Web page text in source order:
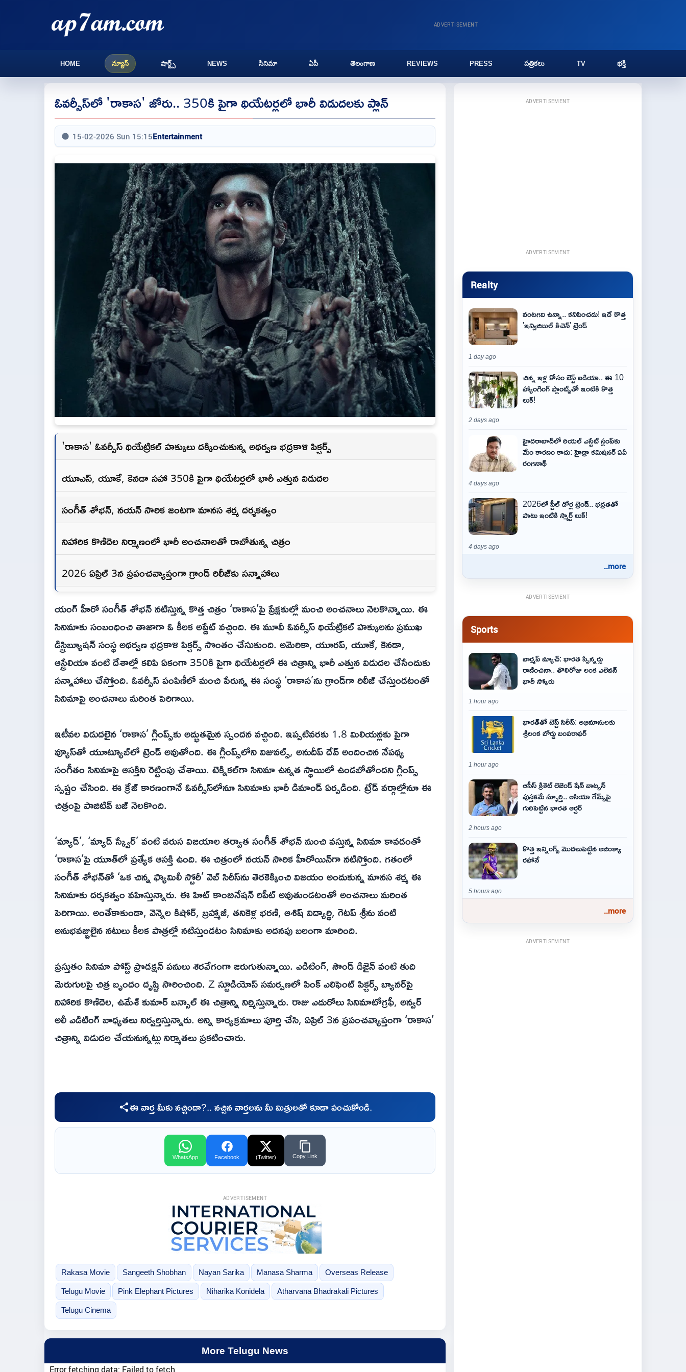
ADVERTISEMENT
HOME న్యూస్ షార్ట్స్ NEWS సినిమా ఏపీ తెలంగాణ REVIEWS PRESS పత్రికలు TV భక్తి
ఓవర్సీస్‌లో 'రాకాస' జోరు.. 350కి పైగా థియేటర్లలో భారీ విడుదలకు ప్లాన్
15-02-2026 Sun 15:15Entertainment
'రాకాస' ఓవర్సీస్ థియేట్రికల్ హక్కులు దక్కించుకున్న అథర్వణ భద్రకాళి పిక్చర్స్
యూఎస్, యూకే, కెనడా సహా 350కి పైగా థియేటర్లలో భారీ ఎత్తున విడుదల
సంగీత్ శోభన్, నయన్ సారిక జంటగా మానస శర్మ దర్శకత్వం
నిహారిక కొణిదెల నిర్మాణంలో భారీ అంచనాలతో రాబోతున్న చిత్రం
2026 ఏప్రిల్ 3న ప్రపంచవ్యాప్తంగా గ్రాండ్ రిలీజ్‌కు సన్నాహాలు
యంగ్ హీరో సంగీత్ శోభన్ నటిస్తున్న కొత్త చిత్రం ‘రాకాస’పై ప్రేక్షకుల్లో మంచి అంచనాలు నెలకొన్నాయి. ఈ
సినిమాకు సంబంధించి తాజాగా ఓ కీలక అప్డేట్ వచ్చింది. ఈ మూవీ ఓవర్సీస్ థియేట్రికల్ హక్కులను ప్రముఖ
డిస్ట్రిబ్యూషన్ సంస్థ అథర్వణ భద్రకాళి పిక్చర్స్ సొంతం చేసుకుంది. అమెరికా, యూరప్, యూకే, కెనడా,
ఆస్ట్రేలియా వంటి దేశాల్లో కలిపి ఏకంగా 350కి పైగా థియేటర్లలో ఈ చిత్రాన్ని భారీ ఎత్తున విడుదల చేసేందుకు
సన్నాహాలు చేస్తోంది. ఓవర్సీస్ పంపిణీలో మంచి పేరున్న ఈ సంస్థ ‘రాకాస’ను గ్రాండ్‌గా రిలీజ్ చేస్తుండటంతో
సినిమాపై అంచనాలు మరింత పెరిగాయి.
ఇటీవల విడుదలైన ‘రాకాస’ గ్లింప్స్‌కు అద్భుతమైన స్పందన వచ్చింది. ఇప్పటివరకు 1.8 మిలియన్లకు పైగా
వ్యూస్‌తో యూట్యూబ్‌లో ట్రెండ్ అవుతోంది. ఈ గ్లింప్స్‌లోని విజువల్స్, అనుదీప్ దేవ్ అందించిన నేపథ్య
సంగీతం సినిమాపై ఆసక్తిని రెట్టింపు చేశాయి. టెక్నికల్‌గా సినిమా ఉన్నత స్థాయిలో ఉండబోతోందని గ్లింప్స్
స్పష్టం చేసింది. ఈ క్రేజ్ కారణంగానే ఓవర్సీస్‌లోనూ సినిమాకు భారీ డిమాండ్ ఏర్పడింది. ట్రేడ్ వర్గాల్లోనూ ఈ
చిత్రంపై పాజిటివ్ బజ్ నెలకొంది.
‘మ్యాడ్’, ‘మ్యాడ్ స్క్వేర్’ వంటి వరుస విజయాల తర్వాత సంగీత్ శోభన్ నుంచి వస్తున్న సినిమా కావడంతో
‘రాకాస’పై యూత్‌లో ప్రత్యేక ఆసక్తి ఉంది. ఈ చిత్రంలో నయన్ సారిక హీరోయిన్‌గా నటిస్తోంది. గతంలో
సంగీత్ శోభన్‌తో ‘ఒక చిన్న ఫ్యామిలీ స్టోరీ’ వెబ్ సిరీస్‌ను తెరకెక్కించి విజయం అందుకున్న మానస శర్మ ఈ
సినిమాకు దర్శకత్వం వహిస్తున్నారు. ఈ హిట్ కాంబినేషన్ రిపీట్ అవుతుండటంతో అంచనాలు మరింత
పెరిగాయి. అంతేకాకుండా, వెన్నెల కిషోర్, బ్రహ్మాజీ, తనికెళ్ల భరణి, ఆశిష్ విద్యార్థి, గెటప్ శ్రీను వంటి
అనుభవజ్ఞులైన నటులు కీలక పాత్రల్లో నటిస్తుండటం సినిమాకు అదనపు బలంగా మారింది.
ప్రస్తుతం సినిమా పోస్ట్ ప్రొడక్షన్ పనులు శరవేగంగా జరుగుతున్నాయి. ఎడిటింగ్, సౌండ్ డిజైన్ వంటి తుది
మెరుగులపై చిత్ర బృందం దృష్టి సారించింది. Z స్టూడియోస్ సమర్పణలో పింక్ ఎలిఫెంట్ పిక్చర్స్ బ్యానర్‌పై
నిహారిక కొణిదెల, ఉమేశ్ కుమార్ బన్సాల్ ఈ చిత్రాన్ని నిర్మిస్తున్నారు. రాజు ఎదురోలు సినిమాటోగ్రఫీ, అన్వర్
అలీ ఎడిటింగ్ బాధ్యతలు నిర్వర్తిస్తున్నారు. అన్ని కార్యక్రమాలు పూర్తి చేసి, ఏప్రిల్ 3న ప్రపంచవ్యాప్తంగా ‘రాకాస’
చిత్రాన్ని విడుదల చేయనున్నట్లు నిర్మాతలు ప్రకటించారు.
ఈ వార్త మీకు నచ్చిందా?.. నచ్చిన వార్తలను మీ మిత్రులతో కూడా పంచుకోండి.
WhatsApp Facebook (Twitter) Copy Link
ADVERTISEMENT
Rakasa Movie Sangeeth Shobhan Nayan Sarika Manasa Sharma Overseas Release
Telugu Movie Pink Elephant Pictures Niharika Konidela Atharvana Bhadrakali Pictures
Telugu Cinema
More Telugu News
Error fetching data: Failed to fetch
ADVERTISEMENT
ADVERTISEMENT
Realty
వంటగది ఉన్నా.. కనిపించదు! ఇదే కొత్త
'ఇన్విజిబుల్ కిచెన్' ట్రెండ్
1 day ago
చిన్న ఇళ్ల కోసం బెస్ట్ ఐడియా.. ఈ 10
హ్యాంగింగ్ ప్లాంట్స్‌తో ఇంటికి కొత్త
లుక్!
2 days ago
హైదరాబాద్‌లో రియల్ ఎస్టేట్ స్లంప్‌కు
మేం కారణం కాదు: హైడ్రా కమిషనర్ ఏవీ
రంగనాథ్
4 days ago
2026లో స్టీల్ డోర్ల ట్రెండ్.. భద్రతతో
పాటు ఇంటికి స్మార్ట్ లుక్!
4 days ago
..more
ADVERTISEMENT
Sports
వార్మప్ మ్యాచ్: భారత స్పిన్నర్లు
రాణించినా.. తొలిరోజు లంక ఎలెవన్
భారీ స్కోరు
1 hour ago
భారత్‌తో టెస్ట్ సిరీస్: అభిమానులకు
శ్రీలంక బోర్డు బంపరాఫర్
1 hour ago
ఆసీస్ క్రికెట్ లెజెండ్ షేన్ వాట్సన్
పుస్తకమే స్ఫూర్తి.. ఆసియా గేమ్స్‌పై
గురిపెట్టిన భారత ఆర్చర్
2 hours ago
కొత్త ఇన్నింగ్స్ మొదలుపెట్టిన అజింక్యా
రహానే
5 hours ago
..more
ADVERTISEMENT